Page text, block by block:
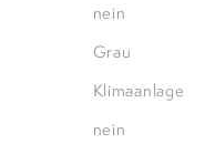
nein
Grau
Klimaanlage
nein